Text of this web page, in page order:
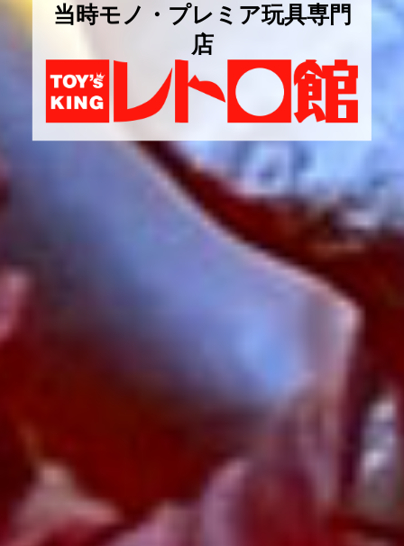
当時モノ・プレミア玩具専門
店
Instagramで商品の新入荷情報発信中!
インスタでチェック▶